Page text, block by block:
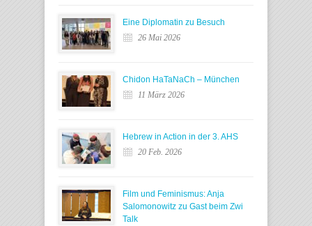
Eine Diplomatin zu Besuch
26 Mai 2026
Chidon HaTaNaCh – München
11 März 2026
Hebrew in Action in der 3. AHS
20 Feb. 2026
Film und Feminismus: Anja
Salomonowitz zu Gast beim Zwi
Talk